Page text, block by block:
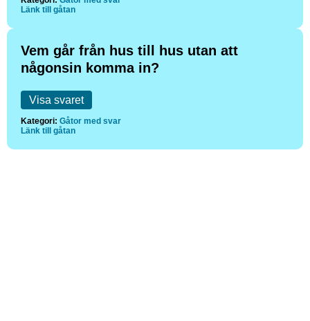
Länk till gåtan
Vem går från hus till hus utan att
någonsin komma in?
Visa svaret
Kategori: Gåtor med svar
Länk till gåtan